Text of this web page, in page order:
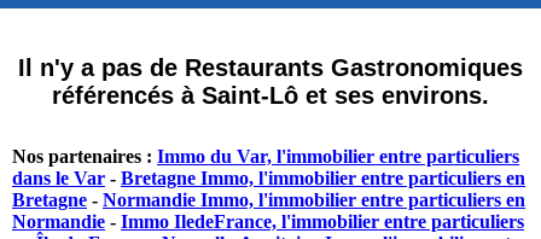
Il n'y a pas de Restaurants Gastronomiques
référencés à Saint-Lô et ses environs.
Nos partenaires : Immo du Var, l'immobilier entre particuliers
dans le Var - Bretagne Immo, l'immobilier entre particuliers en
Bretagne - Normandie Immo, l'immobilier entre particuliers en
Normandie - Immo IledeFrance, l'immobilier entre particuliers